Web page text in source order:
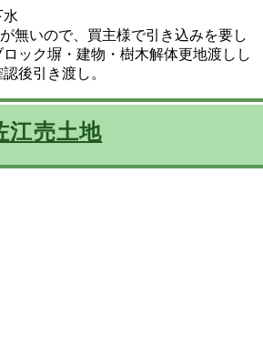
無いので、買主様で引き込みを要し
ック塀・建物・樹木解体更地渡しし
後引き渡し。
売土地